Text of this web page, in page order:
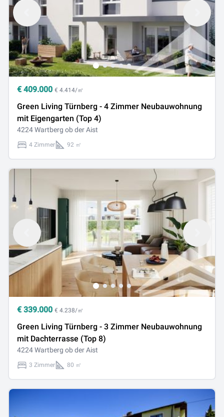
€ 409.000 € 4.414/㎡
Green Living Türnberg - 4 Zimmer Neubauwohnung
mit Eigengarten (Top 4)
4224 Wartberg ob der Aist
4 Zimmer 92 ㎡
€ 339.000 € 4.238/㎡
Green Living Türnberg - 3 Zimmer Neubauwohnung
mit Dachterrasse (Top 8)
4224 Wartberg ob der Aist
3 Zimmer 80 ㎡